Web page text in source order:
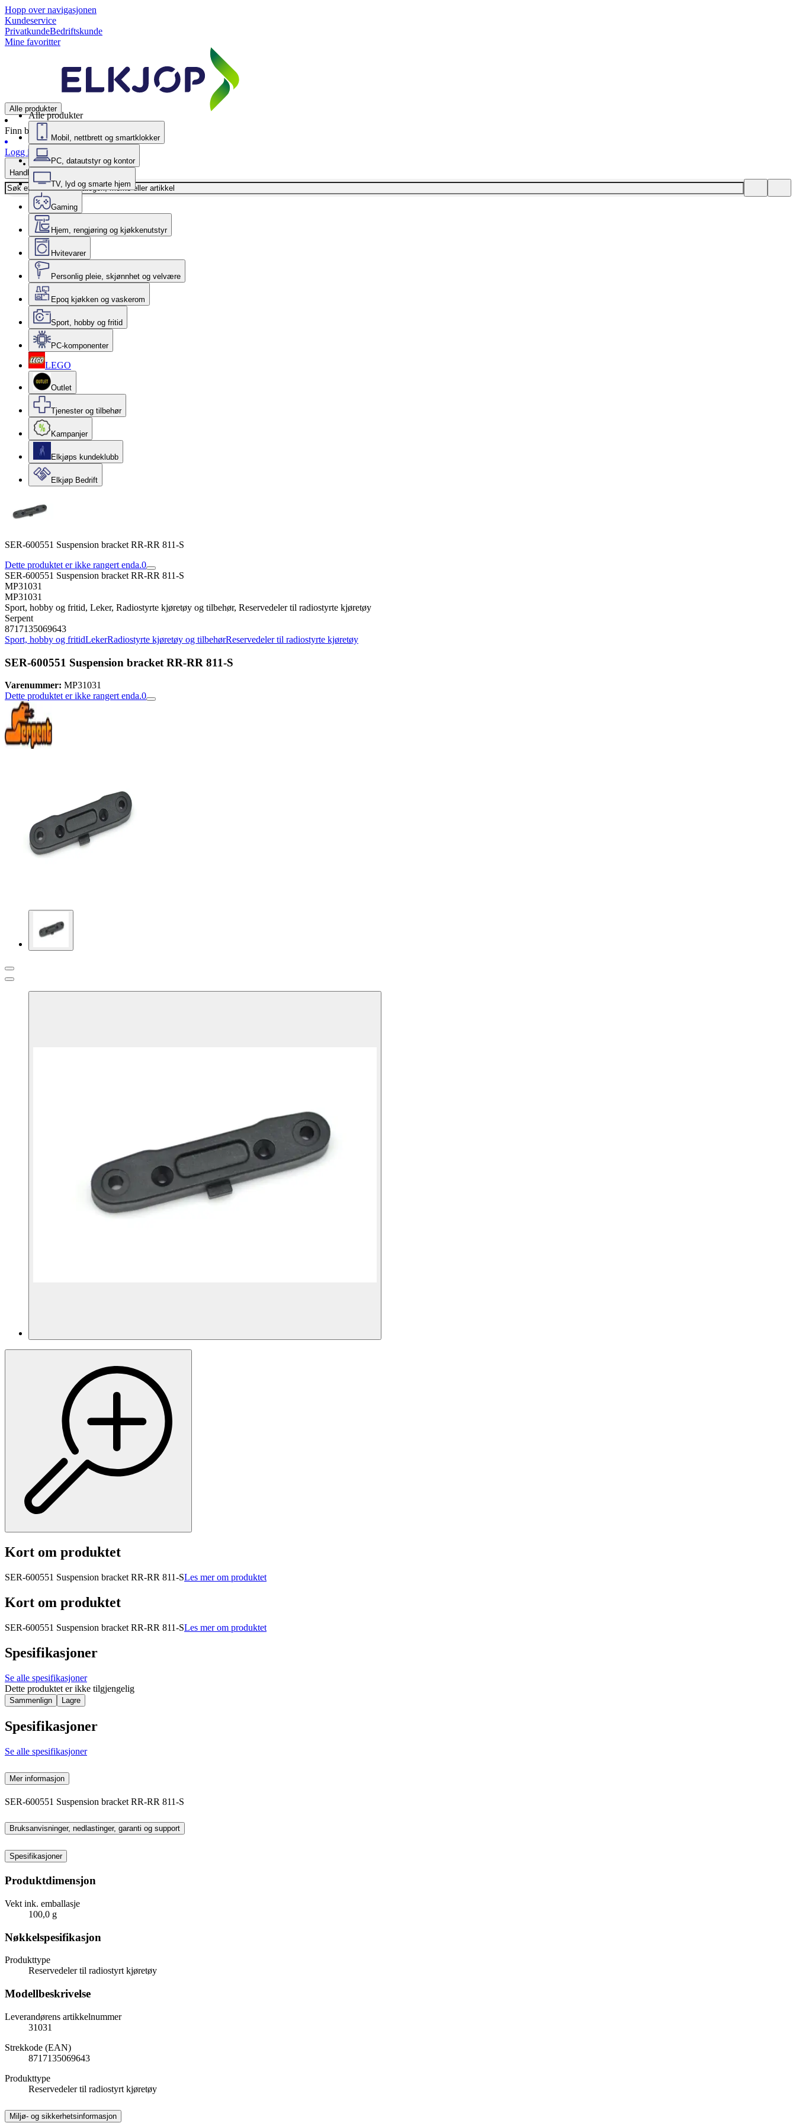
Hopp over navigasjonen
Kundeservice
PrivatkundeBedriftskunde
Mine favoritter
Alle produkter
Finn butikk
Logg inn
Handlekurv
Alle produkter
Mobil, nettbrett og smartklokker
PC, datautstyr og kontor
TV, lyd og smarte hjem
Gaming
Hjem, rengjøring og kjøkkenutstyr
Hvitevarer
Personlig pleie, skjønnhet og velvære
Epoq kjøkken og vaskerom
Sport, hobby og fritid
PC-komponenter
LEGO
Outlet
Tjenester og tilbehør
Kampanjer
Elkjøps kundeklubb
Elkjøp Bedrift
SER-600551 Suspension bracket RR-RR 811-S
Dette produktet er ikke rangert enda.0
SER-600551 Suspension bracket RR-RR 811-S
MP31031
MP31031
Sport, hobby og fritid, Leker, Radiostyrte kjøretøy og tilbehør, Reservedeler til radiostyrte kjøretøy
Serpent
8717135069643
Sport, hobby og fritidLekerRadiostyrte kjøretøy og tilbehørReservedeler til radiostyrte kjøretøy
SER-600551 Suspension bracket RR-RR 811-S
Varenummer: MP31031
Dette produktet er ikke rangert enda.0
Kort om produktet
SER-600551 Suspension bracket RR-RR 811-SLes mer om produktet
Kort om produktet
SER-600551 Suspension bracket RR-RR 811-SLes mer om produktet
Spesifikasjoner
Se alle spesifikasjoner
Dette produktet er ikke tilgjengelig
Sammenlign Lagre
Spesifikasjoner
Se alle spesifikasjoner
Mer informasjon
SER-600551 Suspension bracket RR-RR 811-S
Bruksanvisninger, nedlastinger, garanti og support
Spesifikasjoner
Produktdimensjon
Vekt ink. emballasje
100,0 g
Nøkkelspesifikasjon
Produkttype
Reservedeler til radiostyrt kjøretøy
Modellbeskrivelse
Leverandørens artikkelnummer
31031
Strekkode (EAN)
8717135069643
Produkttype
Reservedeler til radiostyrt kjøretøy
Miljø- og sikkerhetsinformasjon